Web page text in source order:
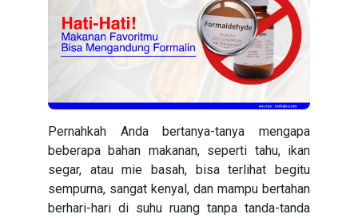
Pernahkah Anda bertanya-tanya mengapa
beberapa bahan makanan, seperti tahu, ikan
segar, atau mie basah, bisa terlihat begitu
sempurna, sangat kenyal, dan mampu bertahan
berhari-hari di suhu ruang tanpa tanda-tanda